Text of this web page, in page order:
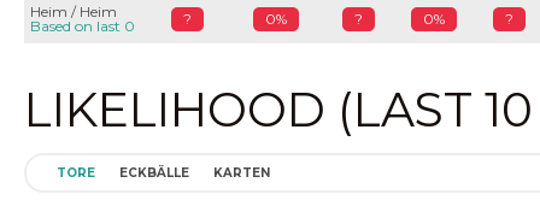
Heim / Heim
Based on last 0
? 0% ? 0% ?
LIKELIHOOD (LAST
TORE ECKBÄLLE KARTEN